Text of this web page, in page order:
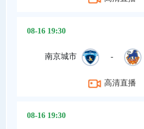
08-16 19:30
南京城市 -
高清直播
08-16 19:30